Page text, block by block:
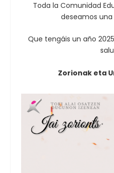
Toda la Comunidad
deseamos una
Que tengáis un año
Zorionak eta